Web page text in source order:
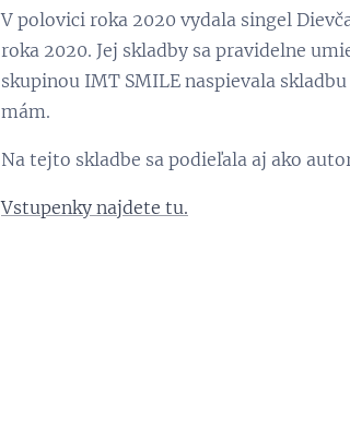
V polovici roka 2020 vydala singel
roka 2020. Jej skladby sa pravidelne
skupinou IMT SMILE naspievala
mám.
Na tejto skladbe sa podieľala aj ako
Vstupenky najdete tu.